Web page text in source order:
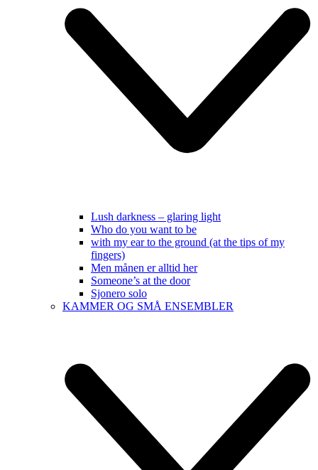
Lush darkness – glaring light
Who do you want to be
with my ear to the ground (at the tips of my
fingers)
Men månen er alltid her
Someone’s at the door
Sjonero solo
KAMMER OG SMÅ ENSEMBLER